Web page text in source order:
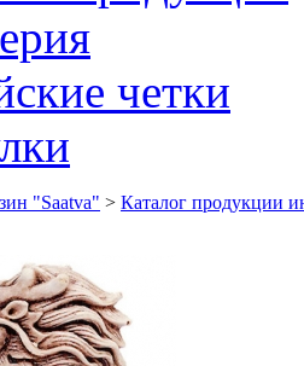
четки
"Saatva" > Каталог продукции